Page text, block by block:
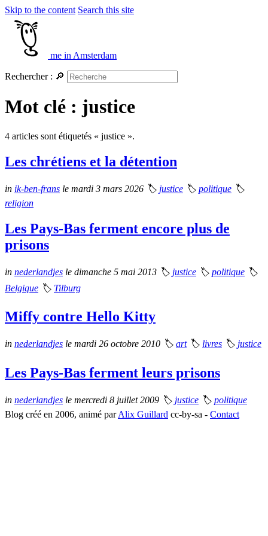
Skip to the content Search this site
me in Amsterdam
Rechercher : 🔎
Mot clé : justice
4 articles sont étiquetés « justice ».
Les chrétiens et la détention
in ik-ben-frans le mardi 3 mars 2026 🏷 justice 🏷 politique 🏷
religion
Les Pays-Bas ferment encore plus de
prisons
in nederlandjes le dimanche 5 mai 2013 🏷 justice 🏷 politique 🏷
Belgique 🏷 Tilburg
Miffy contre Hello Kitty
in nederlandjes le mardi 26 octobre 2010 🏷 art 🏷 livres 🏷 justice
Les Pays-Bas ferment leurs prisons
in nederlandjes le mercredi 8 juillet 2009 🏷 justice 🏷 politique
Blog créé en 2006, animé parAlix Guillard cc-by-sa - Contact